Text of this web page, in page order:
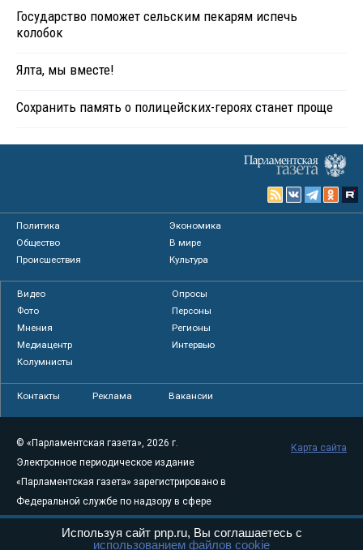
Государство поможет сельским пекарям испечь
колобок
Ялта, мы вместе!
Сохранить память о полицейских-героях станет проще
Политика
Экономика
Общество
В мире
Происшествия
Культура
Видео
Опросы
Фото
Персоны
Мнения
Регионы
Медиацентр
Интервью
Колумнисты
Контакты Реклама Вакансии
© «Парламентская газета», 2026 г.
Электронное периодическое издание
«Парламентская газета» зарегистрировано в
Федеральной службе по надзору в сфере
связи, информационных технологий и
массовых коммуникаций (Роскомнадзор) 05
Карта сайта
Используя сайт pnp.ru, Вы соглашаетесь с
использованием файлов cookie